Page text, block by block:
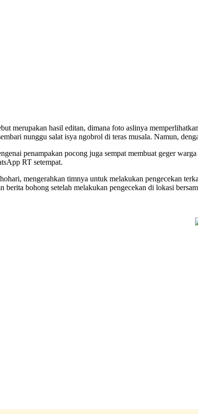
merupakan hasil editan, dimana foto aslinya
nunggu salat isya ngobrol di teras musala. Namun,
penampakan pocong juga sempat membuat geger
RT setempat.
mengerahkan timnya untuk melakukan pengecekan
bohong setelah melakukan pengecekan di lokasi